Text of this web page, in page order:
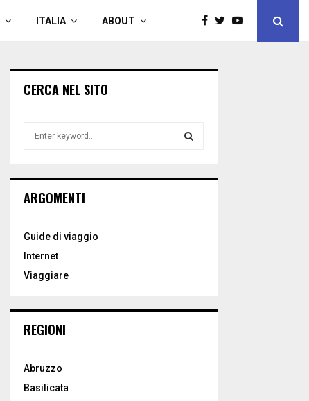
ITALIA ABOUT
CERCA NEL SITO
h
o
:
ARGOMENTI
Guide di viaggio
Internet
Viaggiare
REGIONI
Abruzzo
Basilicata